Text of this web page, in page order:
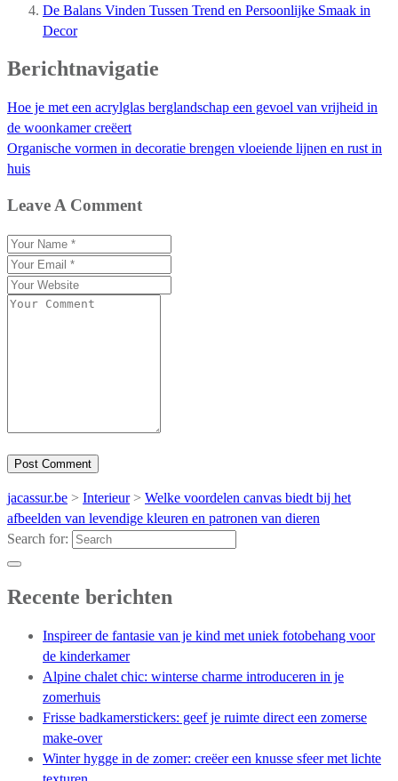
De Balans Vinden Tussen Trend en Persoonlijke Smaak in
Decor
Berichtnavigatie
Hoe je met een acrylglas berglandschap een gevoel van vrijheid in
de woonkamer creëert
Organische vormen in decoratie brengen vloeiende lijnen en rust in
huis
Leave A Comment
jacassur.be > Interieur> Welke voordelen canvas biedt bij het
afbeelden van levendige kleuren en patronen van dieren
Search for:
Recente berichten
Inspireer de fantasie van je kind met uniek fotobehang voor
de kinderkamer
Alpine chalet chic: winterse charme introduceren in je
zomerhuis
Frisse badkamerstickers: geef je ruimte direct een zomerse
make-over
Winter hygge in de zomer: creëer een knusse sfeer met lichte